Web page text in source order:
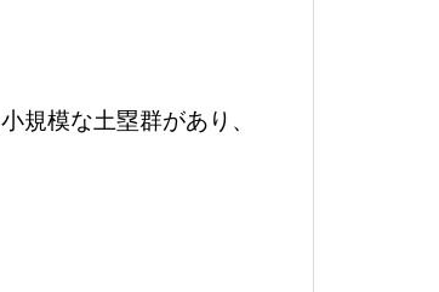
規模な土塁群があり、